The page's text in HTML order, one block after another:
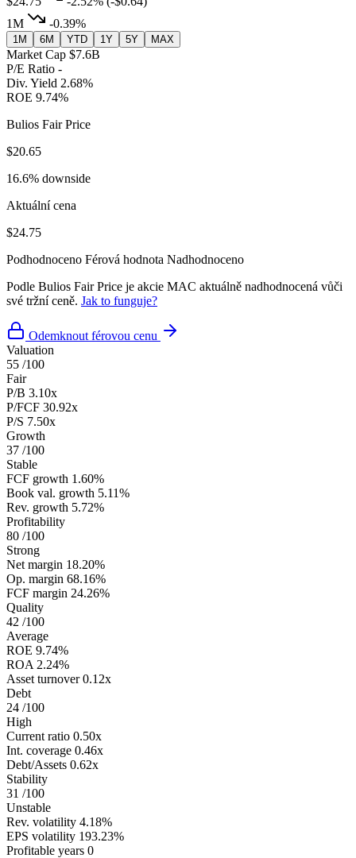
1M
-0.39%
1M 6M YTD 1Y 5Y MAX
Market Cap $7.6B
P/E Ratio -
Div. Yield 2.68%
ROE 9.74%
Bulios Fair Price
$20.65
16.6% downside
Aktuální cena
$24.75
Podhodnoceno Férová hodnota Nadhodnoceno
Podle Bulios Fair Price je akcie MAC aktuálně nadhodnocená vůči
své tržní ceně. Jak to funguje?
Odemknout férovou cenu
Valuation
55 /100
Fair
P/B 3.10x
P/FCF 30.92x
P/S 7.50x
Growth
37 /100
Stable
FCF growth 1.60%
Book val. growth 5.11%
Rev. growth 5.72%
Profitability
80 /100
Strong
Net margin 18.20%
Op. margin 68.16%
FCF margin 24.26%
Quality
42 /100
Average
ROE 9.74%
ROA 2.24%
Asset turnover 0.12x
Debt
24 /100
High
Current ratio 0.50x
Int. coverage 0.46x
Debt/Assets 0.62x
Stability
31 /100
Unstable
Rev. volatility 4.18%
EPS volatility 193.23%
Profitable years 0